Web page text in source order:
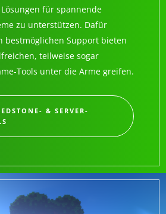
für spannende
zu unterstützen. Dafür
bestmöglichen Support bieten
teilweise sogar
Tools unter die Arme greifen.
& SERVER-